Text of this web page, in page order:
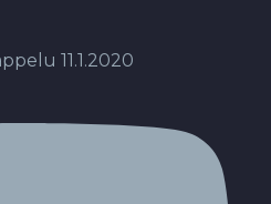
11.1.2020